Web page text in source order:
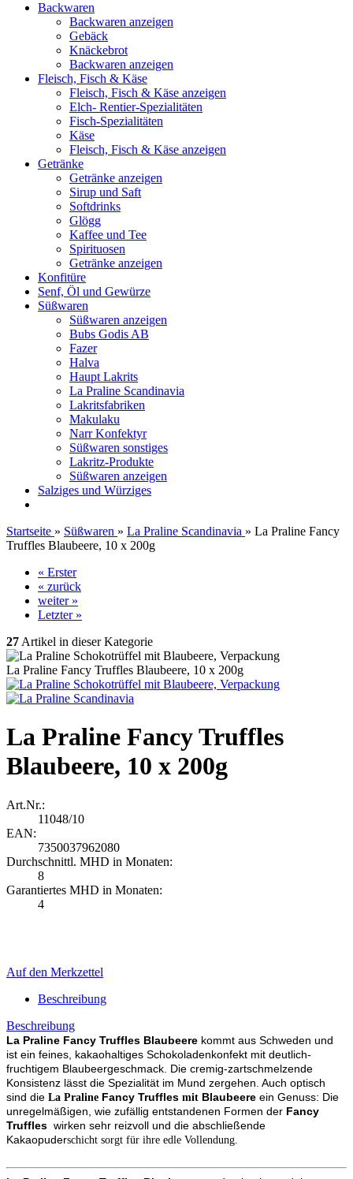
Backwaren
Backwaren anzeigen
Gebäck
Knäckebrot
Backwaren anzeigen
Fleisch, Fisch & Käse
Fleisch, Fisch & Käse anzeigen
Elch- Rentier-Spezialitäten
Fisch-Spezialitäten
Käse
Fleisch, Fisch & Käse anzeigen
Getränke
Getränke anzeigen
Sirup und Saft
Softdrinks
Glögg
Kaffee und Tee
Spirituosen
Getränke anzeigen
Konfitüre
Senf, Öl und Gewürze
Süßwaren
Süßwaren anzeigen
Bubs Godis AB
Fazer
Halva
Haupt Lakrits
La Praline Scandinavia
Lakritsfabriken
Makulaku
Narr Konfektyr
Süßwaren sonstiges
Lakritz-Produkte
Süßwaren anzeigen
Salziges und Würziges
Startseite » Süßwaren » La Praline Scandinavia » La Praline Fancy
Truffles Blaubeere, 10 x 200g
« Erster
« zurück
weiter »
Letzter »
27 Artikel in dieser Kategorie
La Praline Fancy Truffles Blaubeere, 10 x 200g
La Praline Fancy Truffles
Blaubeere, 10 x 200g
Art.Nr.:
11048/10
EAN:
7350037962080
Durchschnittl. MHD in Monaten:
8
Garantiertes MHD in Monaten:
4
Auf den Merkzettel
Beschreibung
Beschreibung
La Praline Fancy Truffles Blaubeere kommt aus Schweden und
ist ein feines, kakaohaltiges Schokoladenkonfekt mit deutlich-
fruchtigem Blaubeergeschmack. Die cremig-zartschmelzende
Konsistenz lässt die Spezialität im Mund zergehen. Auch optisch
sind die La Praline Fancy Truffles mit Blaubeere ein Genuss: Die
unregelmäßigen, wie zufällig entstandenen Formen der Fancy
Truffles wirken sehr reizvoll und die abschließende
Kakaopuderschicht sorgt für ihre edle Vollendung.